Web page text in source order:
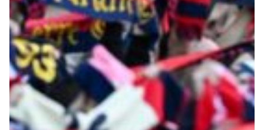
Red&Blue Voices
Kids
Accessori